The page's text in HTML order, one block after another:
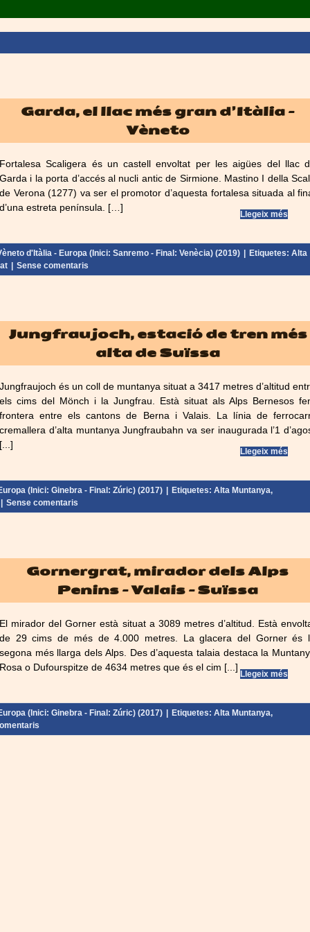
Garda, el llac més gran d’Itàlia –
Vèneto
Fortalesa Scaligera és un castell envoltat per les aigües del llac
Garda i la porta d’accés al nucli antic de Sirmione. Mastino I della
de Verona (1277) va ser el promotor d’aquesta fortalesa situada al
d’una estreta península. […]
d'Itàlia - Europa (Inici: Sanremo - Final: Venècia) (2019) Etiquetes: Alta
Sense comentaris
Llegeix més
Jungfraujoch, estació de tren més
alta de Suïssa
Jungfraujoch és un coll de muntanya situat a 3417 metres d’altitud
els cims del Mönch i la Jungfrau. Està situat als Alps Bernesos
frontera entre els cantons de Berna i Valais. La línia de
cremallera d’alta muntanya Jungfraubahn va ser inaugurada l’1
[...]
(Inici: Ginebra - Final: Zúric) (2017) Etiquetes: Alta Muntanya,
Sense comentaris
Llegeix més
Gornergrat, mirador dels Alps
Penins – Valais – Suïssa
El mirador del Gorner està situat a 3089 metres d’altitud. Està
de 29 cims de més de 4.000 metres. La glacera del Gorner és
segona més llarga dels Alps. Des d’aquesta talaia destaca la
Rosa o Dufourspitze de 4634 metres que és el cim [...]
(Inici: Ginebra - Final: Zúric) (2017) Etiquetes: Alta Muntanya,
Llegeix més